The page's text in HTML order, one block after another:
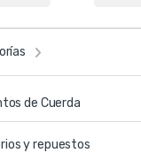
de Cuerda
y repuestos